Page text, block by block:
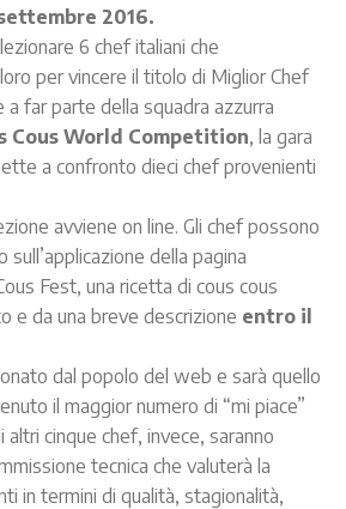
2016.
6 chef italiani che
per vincere il titolo di Miglior Chef
a far parte della squadra azzurra
Cous World Competition, la gara
a confronto dieci chef provenienti
avviene on line. Gli chef possono
sull’applicazione della pagina
Fest, una ricetta di cous cous
e da una breve descrizione entro il
dal popolo del web e sarà quello
il maggior numero di “mi piace”
altri cinque chef, invece, saranno
tecnica che valuterà la
in termini di qualità, stagionalità,